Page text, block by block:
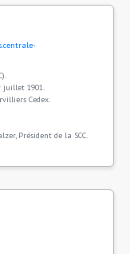
juillet 1901.
Cedex.
Président de la SCC.